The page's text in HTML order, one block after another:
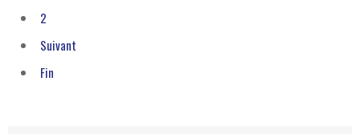
2
Suivant
Fin